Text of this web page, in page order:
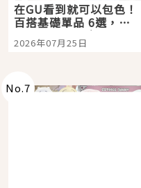
在GU看到就可以包色！
百搭基礎單品 6選，閉
眼全收也不心疼
2026年07月25日
No.7